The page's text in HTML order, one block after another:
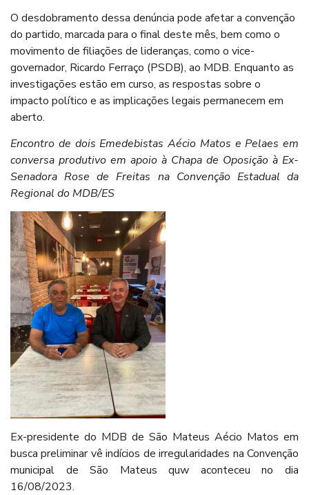
O desdobramento dessa denúncia pode afetar a convenção
do partido, marcada para o final deste mês, bem como o
movimento de filiações de lideranças, como o vice-
governador, Ricardo Ferraço (PSDB), ao MDB. Enquanto as
investigações estão em curso, as respostas sobre o
impacto político e as implicações legais permanecem em
aberto.
Encontro de dois Emedebistas Aécio Matos e Pelaes em
conversa produtivo em apoio à Chapa de Oposição à Ex-
Senadora Rose de Freitas na Convenção Estadual da
Regional do MDB/ES
Ex-presidente do MDB de São Mateus Aécio Matos em
busca preliminar vê indícios de irregularidades na Convenção
municipal de São Mateus quw aconteceu no dia
16/08/2023.